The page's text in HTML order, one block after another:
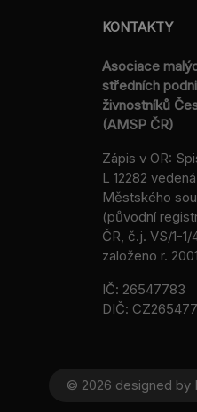
KONTAKTY
Asociace
středních
živnostníků
(AMSP ČR)
Zápis v OR:
L 12282
Městského
(původní
ČR, č.j. VS/1-1/
založeno r.
IČ: 26547783
DIČ:
© 2026 designed by